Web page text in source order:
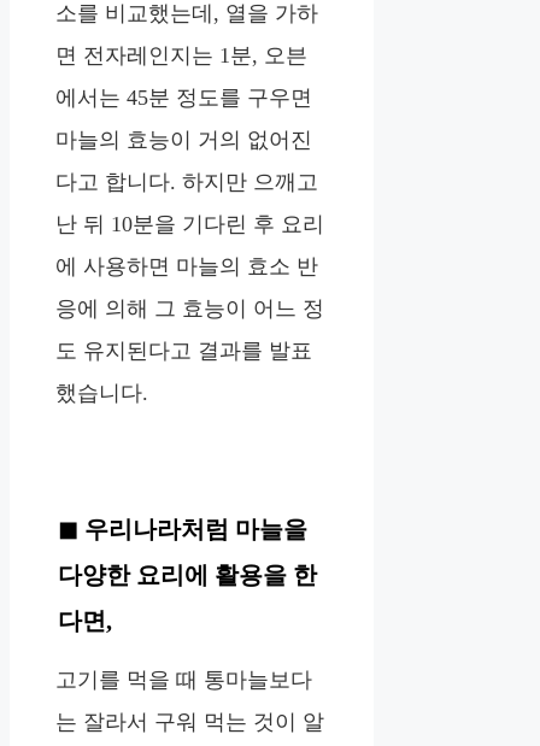
소를 비교했는데, 열을 가하
면 전자레인지는 1분, 오븐
에서는 45분 정도를 구우면
마늘의 효능이 거의 없어진
다고 합니다. 하지만 으깨고
난 뒤 10분을 기다린 후 요리
에 사용하면 마늘의 효소 반
응에 의해 그 효능이 어느 정
도 유지된다고 결과를 발표
했습니다.
우리나라처럼 마늘을
다양한 요리에 활용을 한
다면,
고기를 먹을 때 통마늘보다
는 잘라서 구워 먹는 것이 알